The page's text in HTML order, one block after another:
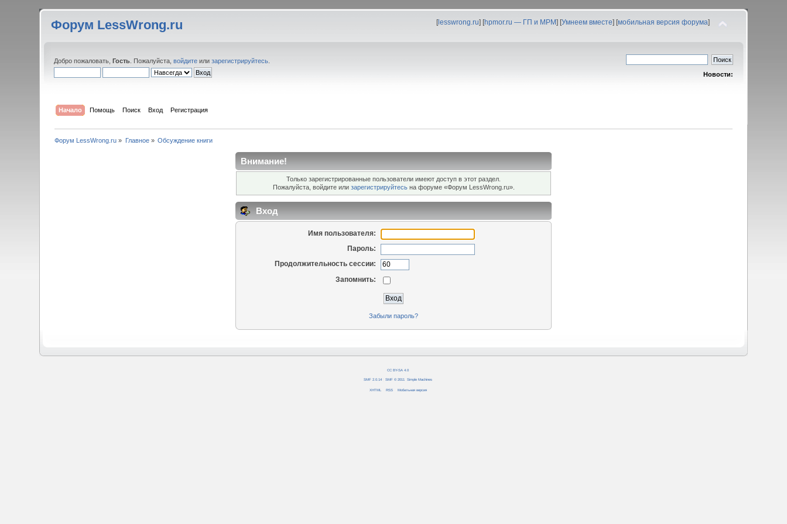
Форум LessWrong.ru [lesswrong.ru] [hpmor.ru — ГП и МРМ] [Умнеем вместе] [мобильная версия форума]
Добро пожаловать,Гость . Пожалуйста,войдите илизарегистрируйтесь
Новости:
Начало Помощь Поиск Вход Регистрация
Форум LessWrong.ru » Главное» Обсуждение книги
Внимание!
Только зарегистрированные пользователи имеют доступ в этот раздел.
Пожалуйста, войдите или зарегистрируйтесьна форуме «Форум LessWrong.ru».
Вход
Имя пользователя:
Пароль:
Продолжительность сессии:
Запомнить:
Забыли пароль?
CC BY-SA 4.0
SMF 2.0.14 SMF © 2011 Simple Machines
XHTML RSS Мобильная версия